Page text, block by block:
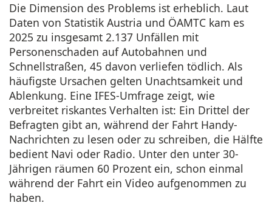
Die Dimension des Problems ist erheblich. Laut
Daten von Statistik Austria und ÖAMTC kam es
2025 zu insgesamt 2.137 Unfällen mit
Personenschaden auf Autobahnen und
Schnellstraßen, 45 davon verliefen tödlich. Als
häufigste Ursachen gelten Unachtsamkeit und
Ablenkung. Eine IFES-Umfrage zeigt, wie
verbreitet riskantes Verhalten ist: Ein Drittel der
Befragten gibt an, während der Fahrt Handy-
Nachrichten zu lesen oder zu schreiben, die Hälfte
bedient Navi oder Radio. Unter den unter 30-
Jährigen räumen 60 Prozent ein, schon einmal
während der Fahrt ein Video aufgenommen zu
haben.